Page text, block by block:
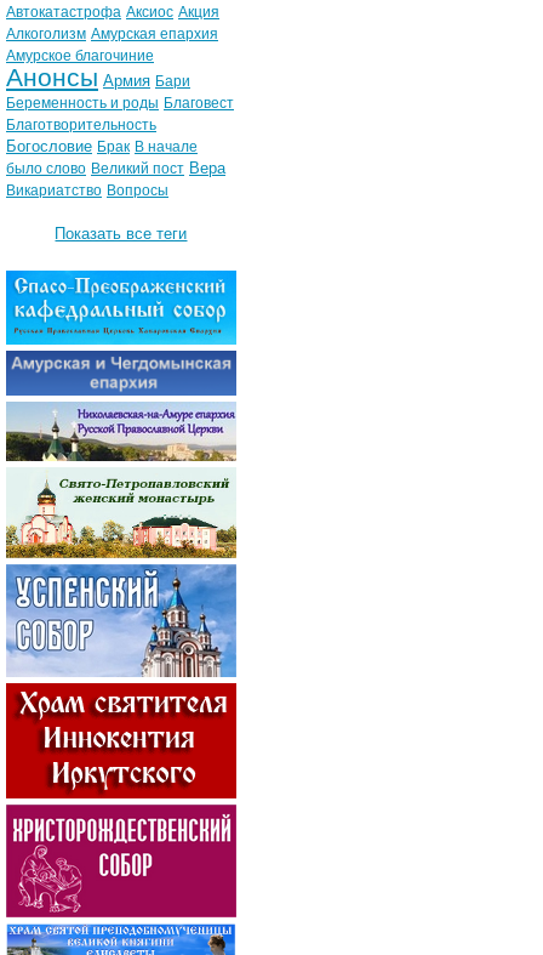
Автокатастрофа Аксиос Акция
Алкоголизм Амурская епархия
Амурское благочиние
Анонсы Армия Бари
Беременность и роды Благовест
Благотворительность
Богословие Брак В начале
было слово Великий пост Вера
Викариатство Вопросы
Показать все теги